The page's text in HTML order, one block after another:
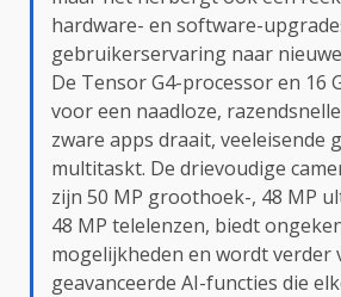
hardware- en software-
gebruikerservaring naar
De Tensor G4-processor en 16
voor een naadloze,
zware apps draait, veeleisende
multitaskt. De drievoudige
zijn 50 MP groothoek-, 48 MP
48 MP telelenzen, biedt
mogelijkheden en wordt
geavanceerde AI-functies die